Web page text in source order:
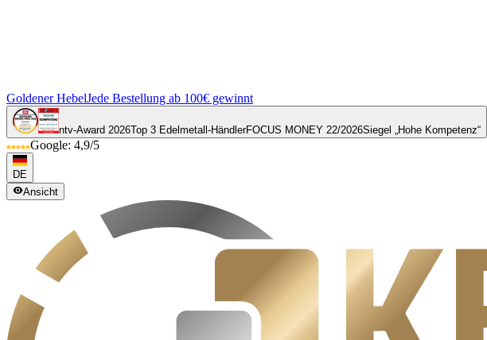
Goldener HebelJede Bestellung ab 100€ gewinnt
ntv-Award 2026Top 3 Edelmetall-HändlerFOCUS MONEY 22/2026Siegel „Hohe Kompetenz“
Google: 4,9/5
DE
Ansicht